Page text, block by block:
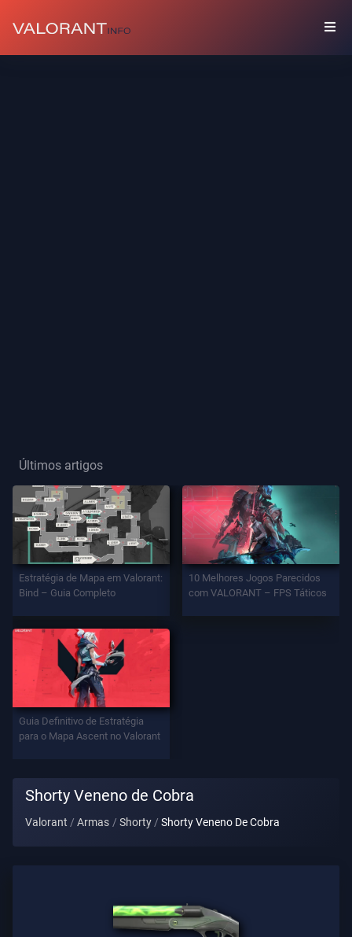
JOGO
Agentes
Armas
Contratos
Suporte
Últimos artigos
Estratégia de Mapa em Valorant:
Bind – Guia Completo
10 Melhores Jogos Parecidos
com VALORANT – FPS Táticos
Guia Definitivo de Estratégia
para o Mapa Ascent no Valorant
Shorty Veneno de Cobra
Valorant Armas Shorty Shorty Veneno De Cobra